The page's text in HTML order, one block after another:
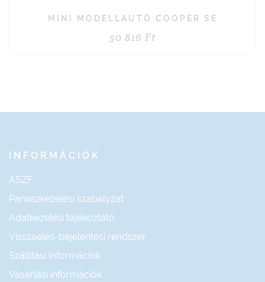
MINI MODELLAUTÓ COOPER SE
50 816 Ft
INFORMÁCIÓK
ÁSZF
Panaszkezelési szabályzat
Adatkezelési tájékoztató
Visszaélés-bejelentési rendszer
Szállítási Információk
Vásárlási információk